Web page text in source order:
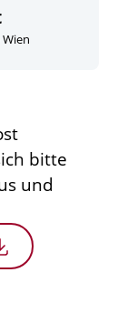
bitte
und